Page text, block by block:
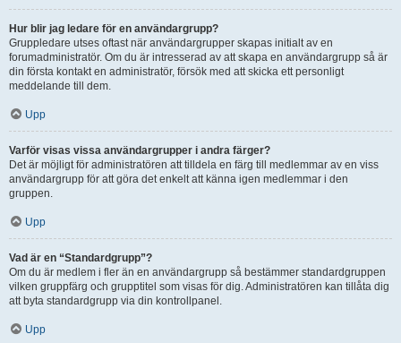
Hur blir jag ledare för en användargrupp?
Gruppledare utses oftast när användargrupper skapas initialt av en
forumadministratör. Om du är intresserad av att skapa en användargrupp så är
din första kontakt en administratör, försök med att skicka ett personligt
meddelande till dem.
Upp
Varför visas vissa användargrupper i andra färger?
Det är möjligt för administratören att tilldela en färg till medlemmar av en viss
användargrupp för att göra det enkelt att känna igen medlemmar i den
gruppen.
Upp
Vad är en “Standardgrupp”?
Om du är medlem i fler än en användargrupp så bestämmer standardgruppen
vilken gruppfärg och grupptitel som visas för dig. Administratören kan tillåta dig
att byta standardgrupp via din kontrollpanel.
Upp